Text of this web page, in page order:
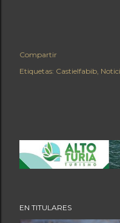
Compartir
Etiquetas: Castielfabib
EN TITULARES